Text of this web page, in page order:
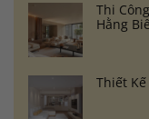
Thi
Hằng
Thiết